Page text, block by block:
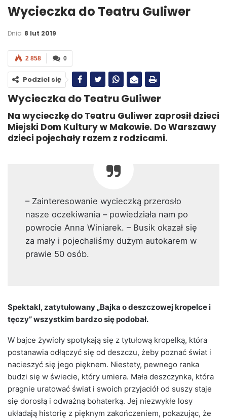
Wycieczka do Teatru Guliwer
Dnia 8 lut 2019
0
2 858
Podziel się
Wycieczka do Teatru Guliwer
Na wycieczkę do Teatru Guliwer zaprosił dzieci
Miejski Dom Kultury w Makowie. Do Warszawy
dzieci pojechały razem z rodzicami.
– Zainteresowanie wycieczką przerosło
nasze oczekiwania – powiedziała nam po
powrocie Anna Winiarek. – Busik okazał się
za mały i pojechaliśmy dużym autokarem w
prawie 50 osób.
Spektakl, zatytułowany „Bajka o deszczowej kropelce i
tęczy” wszystkim bardzo się podobał.
W bajce żywioły spotykają się z tytułową kropelką, która
postanawia odłączyć się od deszczu, żeby poznać świat i
nacieszyć się jego pięknem. Niestety, pewnego ranka
budzi się w świecie, który umiera. Mała deszczynka, która
pragnie uratować świat i swoich przyjaciół od suszy staje
się dorosłą i odważną bohaterką. Jej niezwykłe losy
układają historię z pięknym zakończeniem, pokazując, że